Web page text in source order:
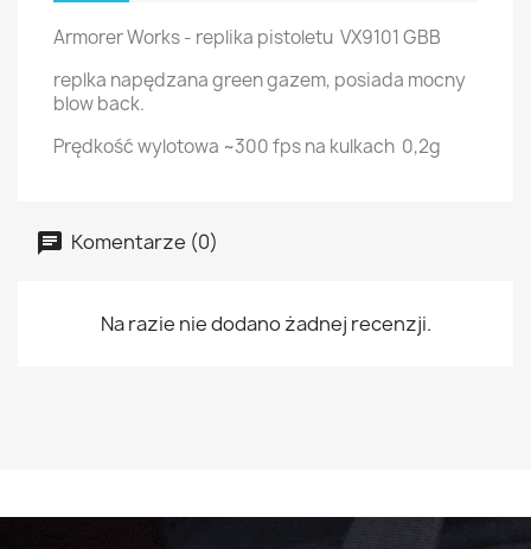
Armorer Works - replika pistoletu VX9101 GBB
replka napędzana green gazem, posiada mocny
blow back.
Prędkość wylotowa ~300 fps na kulkach 0,2g
Komentarze (0)
Na razie nie dodano żadnej recenzji.